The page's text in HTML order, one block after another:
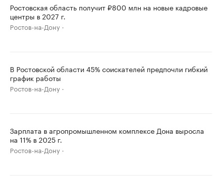
Ростовская область получит ₽800 млн на новые кадровые
центры в 2027 г.
Ростов-на-Дону
В Ростовской области 45% соискателей предпочли гибкий
график работы
Ростов-на-Дону
Зарплата в агропромышленном комплексе Дона выросла
на 11% в 2025 г.
Ростов-на-Дону